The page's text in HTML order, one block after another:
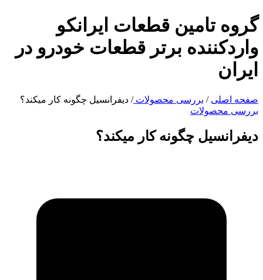
گروه تامین قطعات ایرانکو
واردکننده برتر قطعات خودرو در
ایران
صفحه اصلی / بررسی محصولات/ دیفرانسیل چگونه کار میکند؟
بررسی محصولات
دیفرانسیل چگونه کار میکند؟